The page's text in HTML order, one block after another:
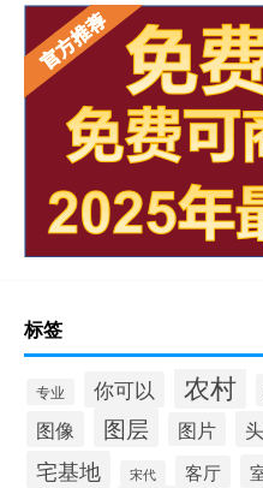
标签
专业 你可以 农村
图像 图层 图片
宅基地 宋代 客厅